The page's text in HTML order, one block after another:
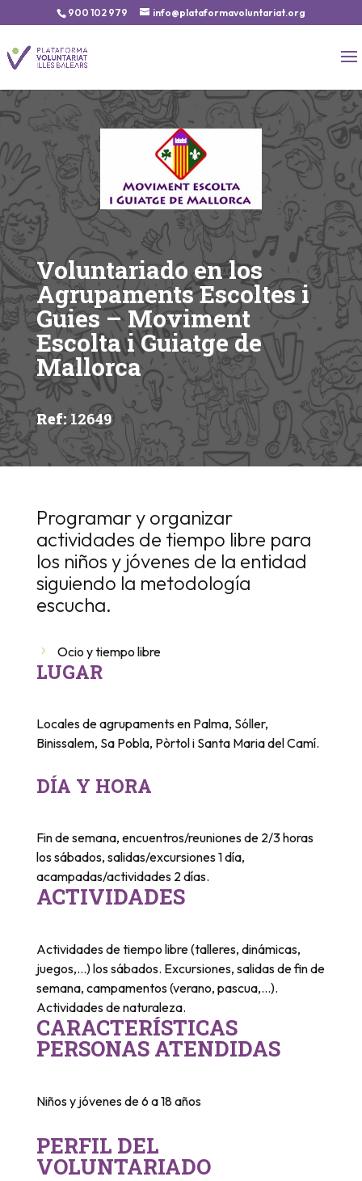
900 102 979 info@plataformavoluntariat.org
Voluntariado en los
Agrupaments Escoltes i
Guies – Moviment
Escolta i Guiatge de
Mallorca
Ref:12649
Programar y organizar
actividades de tiempo libre para
los niños y jóvenes de la entidad
siguiendo la metodología
escucha.
Ocio y tiempo libre
LUGAR
Locales de agrupaments en Palma, Sóller,
Binissalem, Sa Pobla, Pòrtol i Santa Maria del Camí.
DÍA Y HORA
Fin de semana, encuentros/reuniones de 2/3 horas
los sábados, salidas/excursiones 1 día,
acampadas/actividades 2 días.
ACTIVIDADES
Actividades de tiempo libre (talleres, dinámicas,
juegos,…) los sábados. Excursiones, salidas de fin de
semana, campamentos (verano, pascua,…).
Actividades de naturaleza.
CARACTERÍSTICAS
PERSONAS ATENDIDAS
Niños y jóvenes de 6 a 18 años
PERFIL DEL
VOLUNTARIADO